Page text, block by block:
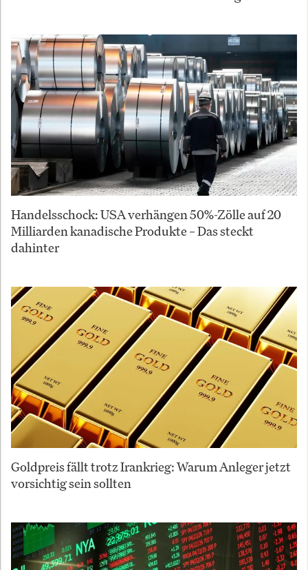
Handelsschock: USA verhängen 50%-Zölle auf 20
Milliarden kanadische Produkte – Das steckt
dahinter
Goldpreis fällt trotz Irankrieg: Warum Anleger jetzt
vorsichtig sein sollten